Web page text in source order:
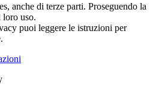
anche di terze parti. Proseguendo la
loro uso.
puoi leggere le istruzioni per